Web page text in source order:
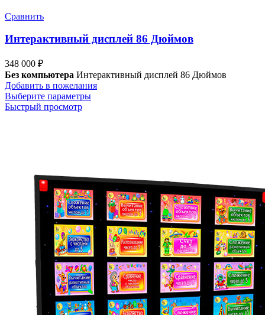
Сравнить
Интерактивный дисплей 86 Дюймов
348 000 ₽
Без компьютера Интерактивный дисплей 86 Дюймов
Добавить в пожелания
Выберите параметры
Быстрый просмотр